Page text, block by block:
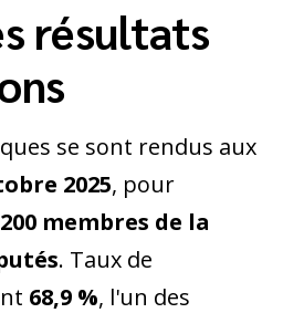
résultats
se sont rendus aux
2025, pour
200 membres de la
. Taux de
68,9 %, l'un des